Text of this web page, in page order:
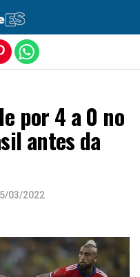
por 4 a 0 no
antes da
03/2022
mobile